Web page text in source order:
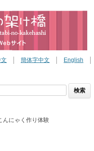
English
簡体字中文
content
んにゃく作り体験